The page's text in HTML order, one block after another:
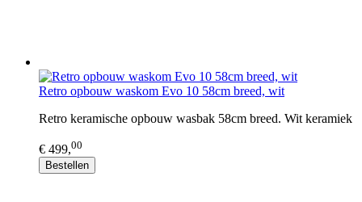
Retro opbouw waskom Evo 10 58cm breed, wit
Retro keramische opbouw wasbak 58cm breed. Wit keramiek
€ 499,00
Bestellen